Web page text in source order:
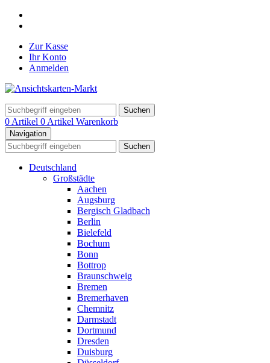
Zur Kasse
Ihr Konto
Anmelden
Suchen
0 Artikel 0 Artikel Warenkorb
Navigation
Suchen
Deutschland
Großstädte
Aachen
Augsburg
Bergisch Gladbach
Berlin
Bielefeld
Bochum
Bonn
Bottrop
Braunschweig
Bremen
Bremerhaven
Chemnitz
Darmstadt
Dortmund
Dresden
Duisburg